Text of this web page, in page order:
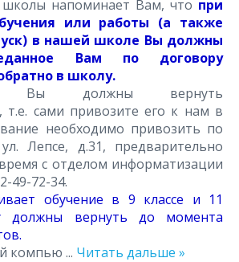
напоминает Вам, что при
или работы (а также
в нашей школе Вы должны
Вам по договору
в школу.
Вы должны вернуть
т.е. сами привозите его к нам в
необходимо привозить по
Лепсе, д.31, предварительно
с отделом информатизации
49-72-34.
обучение в 9 классе и 11
должны вернуть до момента
компью ... Читать дальше »